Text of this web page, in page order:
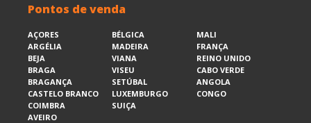
Pontos de venda
AÇORES
ARGÉLIA
BEJA
BRAGA
BRAGANÇA
CASTELO BRANCO
COIMBRA
AVEIRO
BÉLGICA
MADEIRA
VIANA
VISEU
SETÚBAL
LUXEMBURGO
SUIÇA
MALI
FRANÇA
REINO UNIDO
CABO VERDE
ANGOLA
CONGO